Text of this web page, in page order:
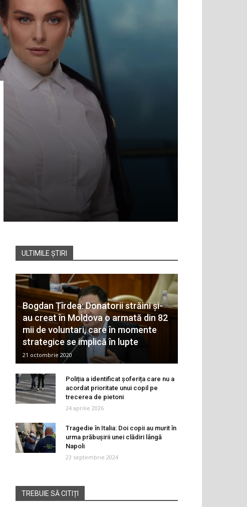
ULTIMILE ȘTIRI
Bogdan Țîrdea: Donatorii străini și-
au creat în Moldova o armată din 82
mii de voluntari, care în momente
strategice se implică în lupte
21 octombrie 2020
Poliția a identificat șoferița care nu a
acordat prioritate unui copil pe
trecerea de pietoni
24 aprilie 2026
Tragedie în Italia: Doi copii au murit în
urma prăbușirii unei clădiri lângă
Napoli
23 septembrie 2024
TREBUIE SĂ CITIȚI